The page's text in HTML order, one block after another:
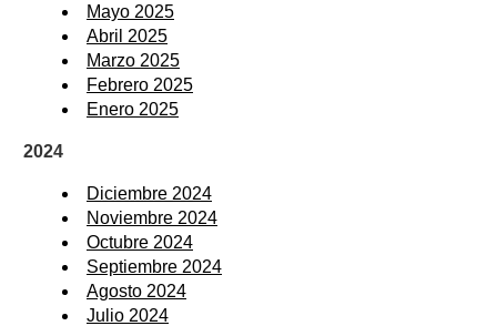
Mayo 2025
Abril 2025
Marzo 2025
Febrero 2025
Enero 2025
2024
Diciembre 2024
Noviembre 2024
Octubre 2024
Septiembre 2024
Agosto 2024
Julio 2024